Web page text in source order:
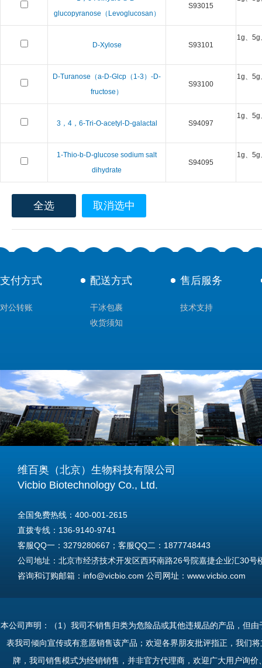
glucopyranose（Levoglucosan）
S93015
D-Xylose S93101
1g、
D-Turanose（a-D-Glcp（1-3）-D-
fructose）
S93100
1g、
3，4，6-Tri-O-acetyl-D-galactal S94097
1g、
1-Thio-b-D-glucose sodium salt
dihydrate
S94095
1g、
全选 取消选中
支付方式
对公转账
配送方式
干冰包裹
收货须知
售后服务
技术支持
维百奥（北京）生物科技有限公司
Vicbio Biotechnology Co., Ltd.
全国免费热线：400-001-2615
直拨专线：136-9140-9741
客服QQ一：3279280667；客服QQ二：1877748443
公司地址：北京市经济技术开发区西环南路26号院嘉捷企业汇30号
咨询和订购邮箱：info@vicbio.com 公司网址：www.vicbio.com
Tel: +86-13691409741
本公司声明：（1）我司不销售归类为危险品或其他违规品的产品，但
表我司倾向宣传或有意愿销售该产品；欢迎各界朋友批评指正，我们
牌，我司销售模式为经销销售，并非官方代理商，欢迎广大用户询